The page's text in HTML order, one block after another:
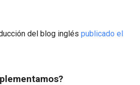
del blog inglés publicado el